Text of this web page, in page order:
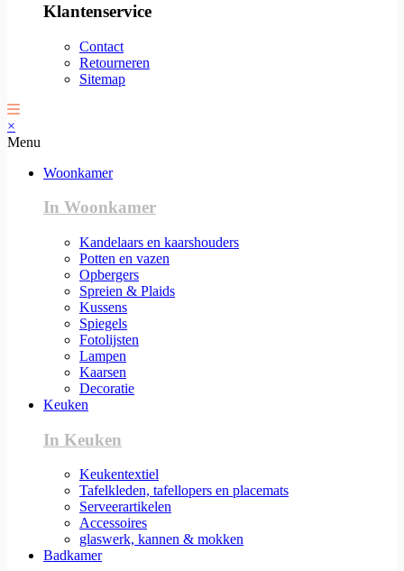
Klantenservice
Contact
Retourneren
Sitemap
×
Menu
Woonkamer
In Woonkamer
Kandelaars en kaarshouders
Potten en vazen
Opbergers
Spreien & Plaids
Kussens
Spiegels
Fotolijsten
Lampen
Kaarsen
Decoratie
Keuken
In Keuken
Keukentextiel
Tafelkleden, tafellopers en placemats
Serveerartikelen
Accessoires
glaswerk, kannen & mokken
Badkamer